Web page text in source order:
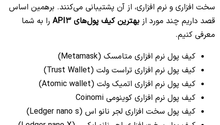
سخت افزاری و نرم افزاری، از آن پشتیبانی می‌کنند. برهمین اساس
قصد داریم چند مورد از بهترین کیف پول‌های API3
را به شما
معرفی کنیم.
کیف پول نرم افزاری متامسک (Metamask)
کیف پول نرم افزاری تراست ولت (Trust Wallet)
کیف پول نرم افزاری اتمیک ولت (Atomic wallet)
کیف پول نرم افزاری کوینومی Coinomi
کیف پول سخت افزاری لجر نانو اس (Ledger nano s)